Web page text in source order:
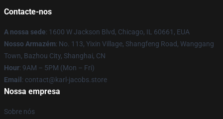
Contacte-nos
A nossa sede: 1600 W Jackson Blvd, Chicago, IL 60661, EUA
Nosso Armazém: No. 113, Yixin Village, Shangfeng Road, Wanggang
Town, Bazhou City, Shanghai, CN
Hour: 9AM – 5PM (Mon – Fri)
Email : contact@karl-jacobs.store
Nossa empresa
Sobre nós